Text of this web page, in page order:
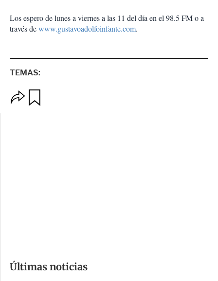
Los espero de lunes a viernes a las 11 del día en el 98.5 FM o a
través dewww.gustavoadolfoinfante.com.
TEMAS:
p
p
Últimas noticias